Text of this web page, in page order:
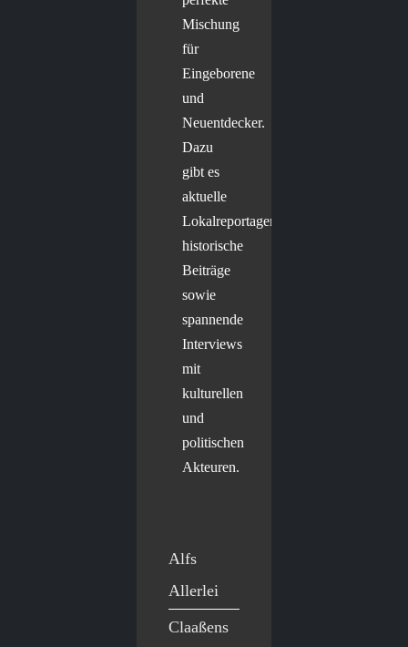
Mischung
für
Eingeborene
und
Neuentdecker.
Dazu
gibt es
aktuelle
Lokalreportagen,
historische
Beiträge
sowie
spannende
Interviews
mit
kulturellen
und
politischen
Akteuren.
Alfs
Allerlei
Claaßens